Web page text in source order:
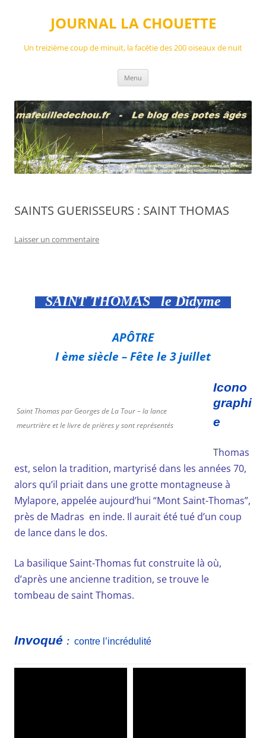
JOURNAL LA CHOUETTE
Un treizième coup de minuit, la facétie des 200 oiseaux de nuit
Menu
SAINTS GUERISSEURS : SAINT THOMAS
Laisser un commentaire
SAINT THOMAS le Didyme
APÔTRE
I ème siècle – Fête le 3 juillet
Saint Thomas par Georges de La Tour – la lance
meurtrière et le livre de prières y sont représentés
Icono
graphi
e
Thomas
est, selon la tradition, martyrisé dans les années 70,
alors qu’il priait dans une grotte montagneuse à
Mylapore, appelée aujourd’hui “Mont Saint-Thomas”,
près de Madras en inde. Il aurait été tué d’un coup
de lance dans le dos.
La basilique Saint-Thomas fut construite là où,
d’après une ancienne tradition, se trouve le
tombeau de saint Thomas.
Invoqué : contre l’incrédulité